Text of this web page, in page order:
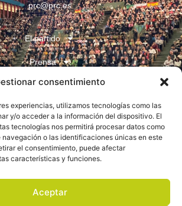
consentimiento
experiencias, utilizamos tecnologías como las
y/o acceder a la información del dispositivo. El
tecnologías nos permitirá procesar datos como
o las identificaciones únicas en este
el consentimiento, puede afectar
características y funciones.
Aceptar
prc@prc.es
El partido
Prensa
Juventudes
Contacto
Aviso legal